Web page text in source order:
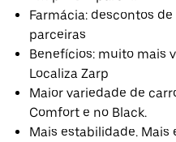
Farmácia: descontos
parceiras
Benefícios: muito mais
Localiza Zarp
Maior variedade de
Comfort e no Black.
Mais estabilidade. Mais